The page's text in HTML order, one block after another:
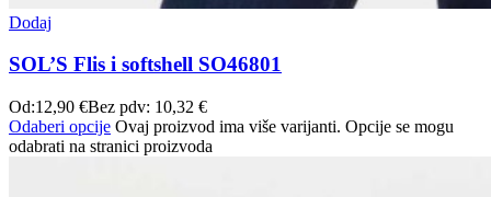
Dodaj
SOL’S Flis i softshell SO46801
Od:12,90 €Bez pdv: 10,32 €
Odaberi opcije Ovaj proizvod ima više varijanti. Opcije se mogu
odabrati na stranici proizvoda